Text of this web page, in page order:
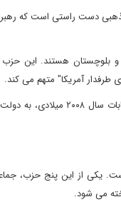
دست راستی است که رهبری
بلوچستان هستند. این
آمریکا" متهم می کند.
یکی از این پنج
می شود.